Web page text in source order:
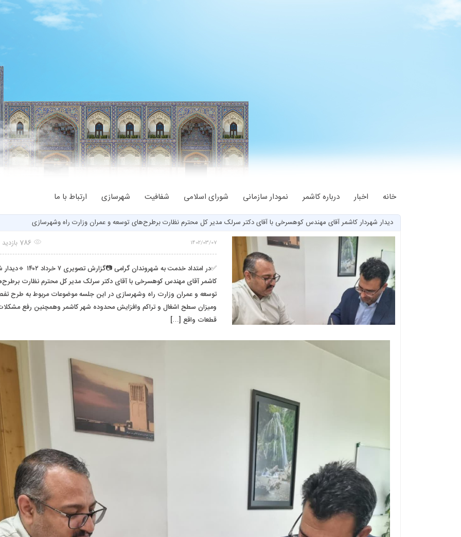
خانه اخبار درباره کاشمر نمودار سازمانی شورای اسلامی شفافیت شهرسازی ارتباط با ما
دیدار شهردار کاشمر آقای مهندس کوهسرخی با آقای دکتر سرلک مدیر کل محترم نظارت برطرح‌های توسعه و عمران وزارت راه وشهرسازی
1402/03/07 786 بازدید
✅در امتداد خدمت به شهروندان گرامی
کاشمر آقای مهندس کوهسرخی با آقای دکتر سرلک مدیر کل محترم نظارت
توسعه و عمران وزارت راه وشهرسازی در این جلسه موضوعات مربوط به طرح
ومیزان سطح اشغال و تراکم وافزایش محدوده شهر کاشمر وهمچنین رفع
قطعات واقع […]